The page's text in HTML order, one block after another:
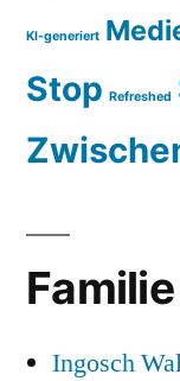
KI-generiert
Stop Refreshed
Familie
Ingosch